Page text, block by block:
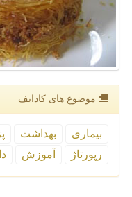
موضوع های كادایف
بیماری بهداشت
رپورتاژ
آموزش